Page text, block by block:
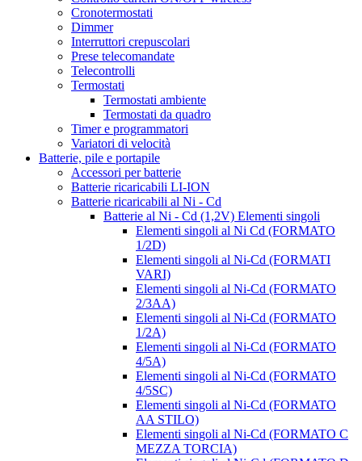
Cronotermostati
Dimmer
Interruttori crepuscolari
Prese telecomandate
Telecontrolli
Termostati
Termostati ambiente
Termostati da quadro
Timer e programmatori
Variatori di velocità
Batterie, pile e portapile
Accessori per batterie
Batterie ricaricabili LI-ION
Batterie ricaricabili al Ni - Cd
Batterie al Ni - Cd (1,2V) Elementi singoli
Elementi singoli al Ni Cd (FORMATO
1/2D)
Elementi singoli al Ni-Cd (FORMATI
VARI)
Elementi singoli al Ni-Cd (FORMATO
2/3AA)
Elementi singoli al Ni-Cd (FORMATO
1/2A)
Elementi singoli al Ni-Cd (FORMATO
4/5A)
Elementi singoli al Ni-Cd (FORMATO
4/5SC)
Elementi singoli al Ni-Cd (FORMATO
AA STILO)
Elementi singoli al Ni-Cd (FORMATO C
MEZZA TORCIA)